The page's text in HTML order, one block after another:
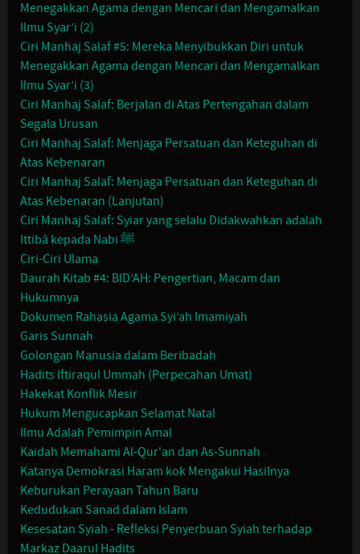
Menegakkan Agama dengan Mencari dan Mengamalkan
Ilmu Syar’i (2)
Ciri Manhaj Salaf #5: Mereka Menyibukkan Diri untuk
Menegakkan Agama dengan Mencari dan Mengamalkan
Ilmu Syar’i (3)
Ciri Manhaj Salaf: Berjalan di Atas Pertengahan dalam
Segala Urusan
Ciri Manhaj Salaf: Menjaga Persatuan dan Keteguhan di
Atas Kebenaran
Ciri Manhaj Salaf: Menjaga Persatuan dan Keteguhan di
Atas Kebenaran (Lanjutan)
Ciri Manhaj Salaf: Syiar yang selalu Didakwahkan adalah
Ittibâ kepada Nabi ﷺ
Ciri-Ciri Ulama
Daurah Kitab #4: BID’AH: Pengertian, Macam dan
Hukumnya
Dokumen Rahasia Agama Syi’ah Imamiyah
Garis Sunnah
Golongan Manusia dalam Beribadah
Hadits Iftiraqul Ummah (Perpecahan Umat)
Hakekat Konflik Mesir
Hukum Mengucapkan Selamat Natal
Ilmu Adalah Pemimpin Amal
Kaidah Memahami Al-Qur'an dan As-Sunnah
Katanya Demokrasi Haram kok Mengakui Hasilnya
Keburukan Perayaan Tahun Baru
Kedudukan Sanad dalam Islam
Kesesatan Syiah - Refleksi Penyerbuan Syiah terhadap
Markaz Daarul Hadits